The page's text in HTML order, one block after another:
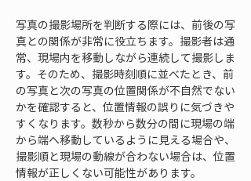
写真の撮影場所を判断する際には、前後の写
真との関係が非常に役立ちます。撮影者は通
常、現場内を移動しながら連続して撮影しま
す。そのため、撮影時刻順に並べたとき、前
の写真と次の写真の位置関係が不自然でない
かを確認すると、位置情報の誤りに気づきや
すくなります。数秒から数分の間に現場の端
から端へ移動しているように見える場合や、
撮影順と現場の動線が合わない場合は、位置
情報が正しくない可能性があります。